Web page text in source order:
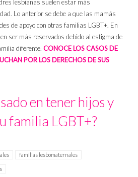
lesbianas suelen estar más
Lo anterior se debe a que las mamás
de apoyo con otras familias LGBT+. En
ser más reservados debido al estigma de
diferente. CONOCE LOS CASOS DE
POR LOS DERECHOS DE SUS
en tener hijos y
familia LGBT+?
familias lesbomaternales